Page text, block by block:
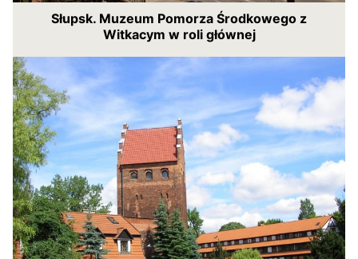
Słupsk. Muzeum Pomorza Środkowego z
Witkacym w roli głównej